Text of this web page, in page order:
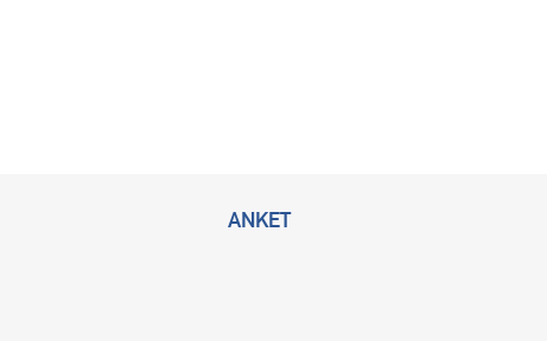
ANKET